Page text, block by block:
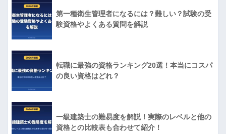
第一種衛生管理者になるには？難しい？試験の受
験資格やよくある質問を解説
転職に最強の資格ランキング20選！本当にコスパ
の良い資格はどれ？
一級建築士の難易度を解説！実際のレベルと他の
資格との比較表も合わせて紹介！